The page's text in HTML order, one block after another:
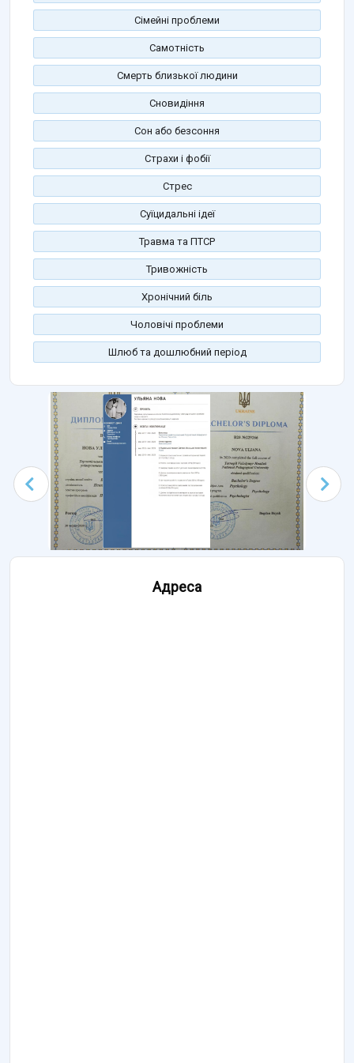
Сімейні проблеми
Самотність
Смерть близької людини
Сновидіння
Сон або безсоння
Страхи і фобії
Стрес
Суїцидальні ідеї
Травма та ПТСР
Тривожність
Хронічний біль
Чоловічі проблеми
Шлюб та дошлюбний період
Адреса